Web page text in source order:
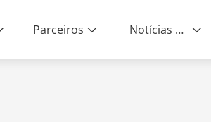
Parceiros Notícias e Eventos